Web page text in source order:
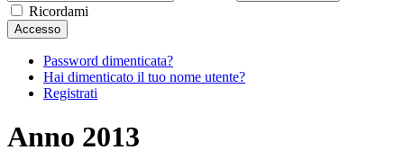
Ricordami
Accesso
Password dimenticata?
Hai dimenticato il tuo nome utente?
Registrati
Anno 2013